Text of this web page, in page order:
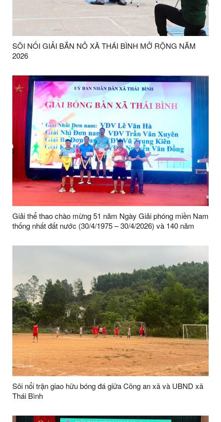
SÔI NỔI GIẢI BẮN NỎ XÃ THÁI BÌNH MỞ RỘNG NĂM
2026
Giải thể thao chào mừng 51 năm Ngày Giải phóng miền Nam
thống nhất đất nước (30/4/1975 – 30/4/2026) và 140 năm
Sôi nổi trận giao hữu bóng đá giữa Công an xã và UBND xã
Thái Bình